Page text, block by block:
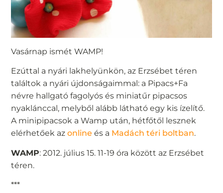
Vasárnap ismét WAMP!
Ezúttal a nyári lakhelyünkön, az Erzsébet téren
találtok a nyári újdonságaimmal: a Pipacs+Fa
névre hallgató fagolyós és miniatűr pipacsos
nyaklánccal, melyből alább látható egy kis ízelítő.
A minipipacsok a Wamp után, hétfőtől lesznek
elérhetőek azonlineés a Madách téri boltban.
WAMP: 2012. július 15. 11-19 óra között az Erzsébet
téren.
***